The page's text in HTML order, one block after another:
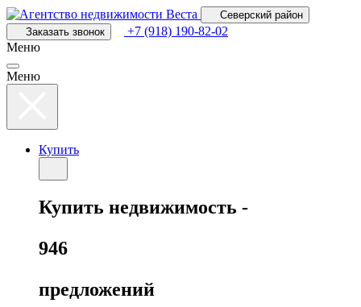
Перейти
к
основному
Северский район
Заказать звонок
+7 (918) 190-82-02
Меню
Меню
Купить
Купить недвижимость -
946
предложений